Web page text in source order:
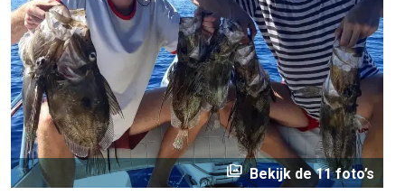
perm_media Bekijk de 11 foto’s